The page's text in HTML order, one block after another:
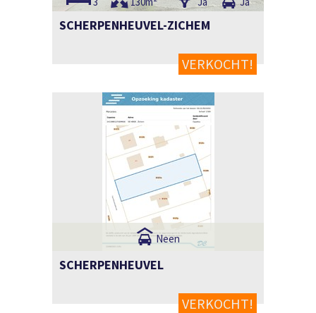
SCHERPENHEUVEL-ZICHEM
VERKOCHT!
Neen
SCHERPENHEUVEL
VERKOCHT!